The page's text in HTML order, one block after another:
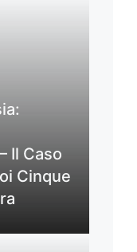
Il Caso
Cinque